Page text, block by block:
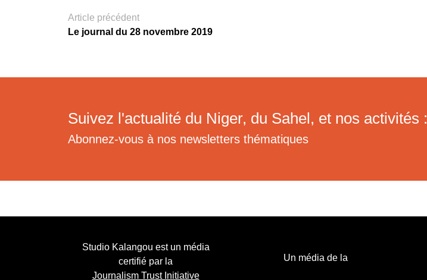
Article précédent
Le journal du 28 novembre 2019
Suivez l'actualité du Niger, du Sahel, et nos activités :
Abonnez-vous à nos newsletters thématiques
Studio Kalangou est un média
certifié par la
Journalism Trust Initiative
Un média de la